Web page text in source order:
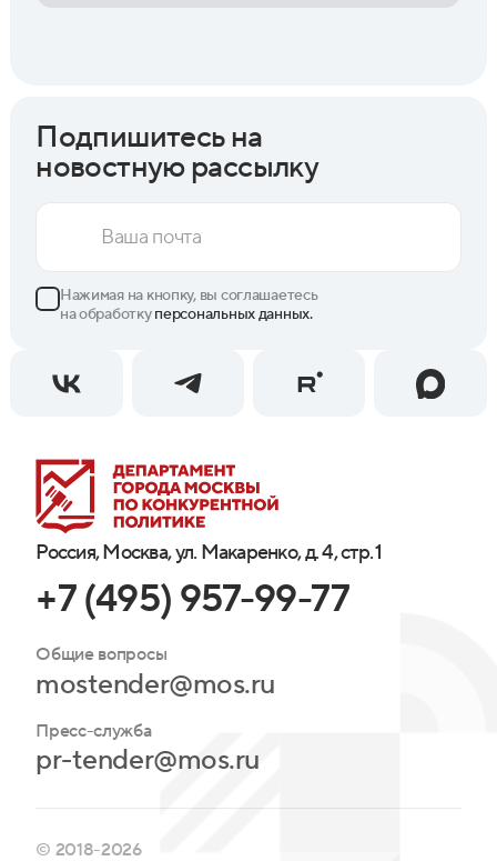
Россия, Москва, ул. Макаренко, д. 4, стр. 1
+7 (495) 957-99-77
Общие вопросы
mostender@mos.ru
Пресс-служба
pr-tender@mos.ru
Подпишитесь на
новостную рассылку
Нажимая на кнопку, вы соглашаетесь
на обработкуперсональных данных.
© 2018-2026